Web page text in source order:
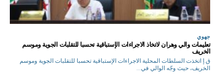
جهوي
تعليمات والي وهران لاتخاذ الاجراءات الإستباقية تحسبا للتقلبات الجوية وموسم
الخريف
ق.إ اتخذت السلطات المحلية الاجراءات الإستباقية تحسبا للتقلبات الجوية وموسم
الخريف، حيث وجّه الوالي في...